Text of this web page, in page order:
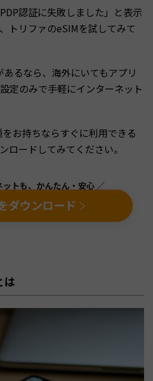
認証に失敗しました」と表示
トリファのeSIMを試してみて
るなら、海外にいてもアプリ
定のみで手軽にインターネット
お持ちならすぐに利用できる
ロードしてみてください。
トも、かんたん・安心 ／
ダウンロード
は